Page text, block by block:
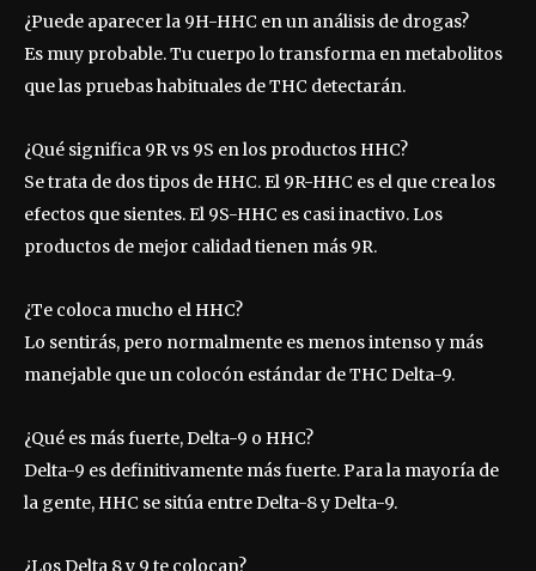
¿Puede aparecer la 9H-HHC en un análisis de drogas?
Es muy probable. Tu cuerpo lo transforma en metabolitos
que las pruebas habituales de THC detectarán.
¿Qué significa 9R vs 9S en los productos HHC?
Se trata de dos tipos de HHC. El 9R-HHC es el que crea los
efectos que sientes. El 9S-HHC es casi inactivo. Los
productos de mejor calidad tienen más 9R.
¿Te coloca mucho el HHC?
Lo sentirás, pero normalmente es menos intenso y más
manejable que un colocón estándar de THC Delta-9.
¿Qué es más fuerte, Delta-9 o HHC?
Delta-9 es definitivamente más fuerte. Para la mayoría de
la gente, HHC se sitúa entre Delta-8 y Delta-9.
¿Los Delta 8 y 9 te colocan?